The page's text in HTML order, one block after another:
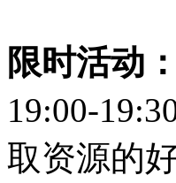
限时活动：
19:00-
取资源的